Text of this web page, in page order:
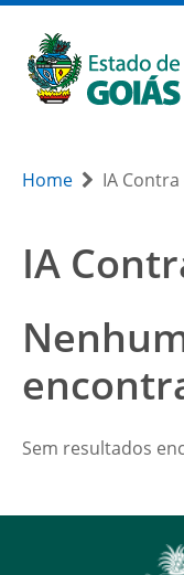
Home IA
IA
Sem resultados